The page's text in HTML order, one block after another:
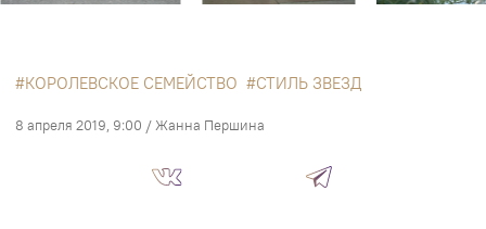
КОРОЛЕВСКОЕ СЕМЕЙСТВО СТИЛЬ ЗВЕЗД
8 апреля 2019, 9:00 /Жанна Першина